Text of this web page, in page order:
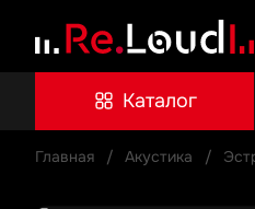
Каталог
Главная Акустика